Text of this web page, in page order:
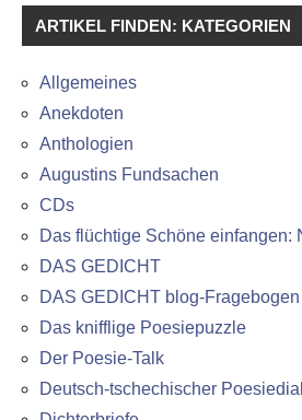
ARTIKEL FINDEN: KATEGORIEN
Allgemeines
Anekdoten
Anthologien
Augustins Fundsachen
CDs
Das flüchtige Schöne einfangen:
DAS GEDICHT
DAS GEDICHT blog-Fragebogen
Das knifflige Poesiepuzzle
Der Poesie-Talk
Deutsch-tschechischer